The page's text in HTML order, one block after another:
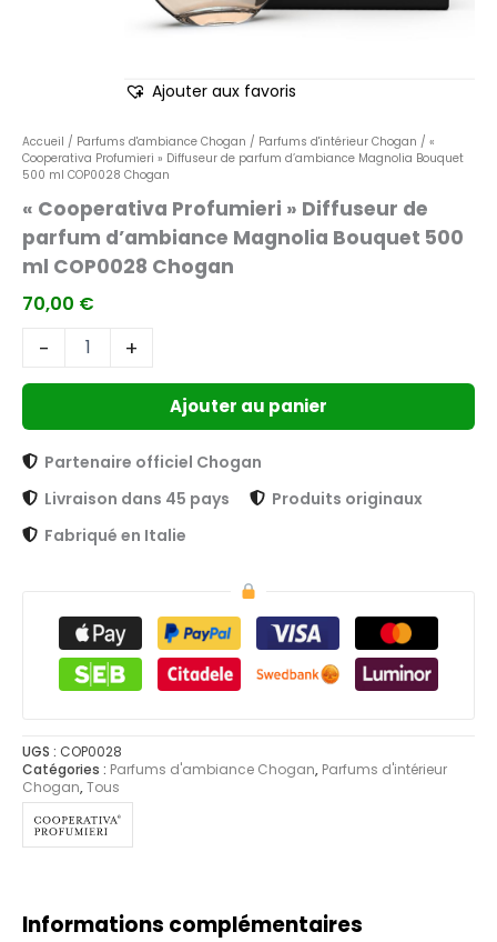
Ajouter aux favoris
Accueil / Parfums d'ambiance Chogan / Parfums d'intérieur Chogan / «
Cooperativa Profumieri » Diffuseur de parfum d’ambiance Magnolia Bouquet
500 ml COP0028 Chogan
« Cooperativa Profumieri » Diffuseur de
parfum d’ambiance Magnolia Bouquet 500
ml COP0028 Chogan
70,00 €
- +
Ajouter au panier
Partenaire officiel Chogan
Livraison dans 45 pays
Produits originaux
Fabriqué en Italie
UGS : COP0028
Catégories : Parfums d'ambiance Chogan, Parfums d'intérieur
Chogan,Tous
Informations complémentaires